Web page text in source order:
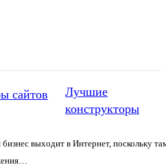
Лучшие
конструкторы
выходит в Интернет, поскольку